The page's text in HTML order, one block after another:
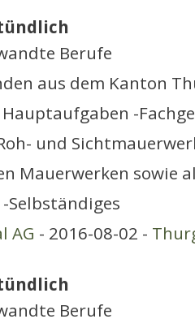
Berufe
aus dem Kanton
Hauptaufgaben -
und
Mauerwerken sowie
AG - 2016-08-02 -
Berufe